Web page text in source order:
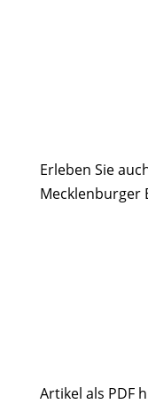
Erleben Sie
Mecklenburger
Artikel als PDF